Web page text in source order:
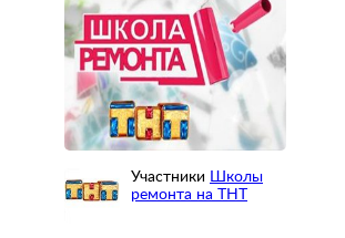
Участники Школы
ремонта на ТНТ